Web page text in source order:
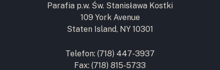
Parafia p.w. Św. Stanisława Kostki
109 York Avenue
Staten Island, NY 10301
Telefon: (718) 447-3937
Fax: (718) 815-5733